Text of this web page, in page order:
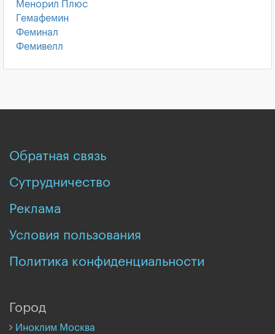
Менорил Плюс
Гемафемин
Феминал
Фемивелл
Обратная связь
Сутрудничество
Реклама
Условия пользования
Политика конфиденциальности
Город
Иноклим Москва